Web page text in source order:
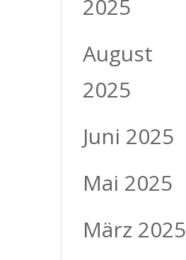
2025
August
2025
Juni 2025
Mai 2025
März 2025